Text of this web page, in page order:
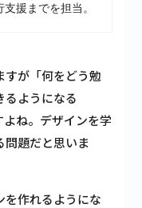
援までを担当。
すが「何をどう勉
るようになる
ね。デザインを学
題だと思いま
を作れるようにな